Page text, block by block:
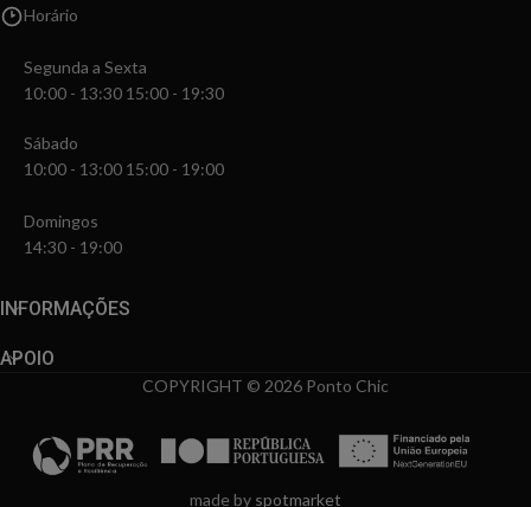
Horário
Segunda a Sexta
10:00 - 13:30 15:00 - 19:30
Sábado
10:00 - 13:00 15:00 - 19:00
Domingos
14:30 - 19:00
INFORMAÇÕES
APOIO
COPYRIGHT © 2026 Ponto Chic
made by spotmarket